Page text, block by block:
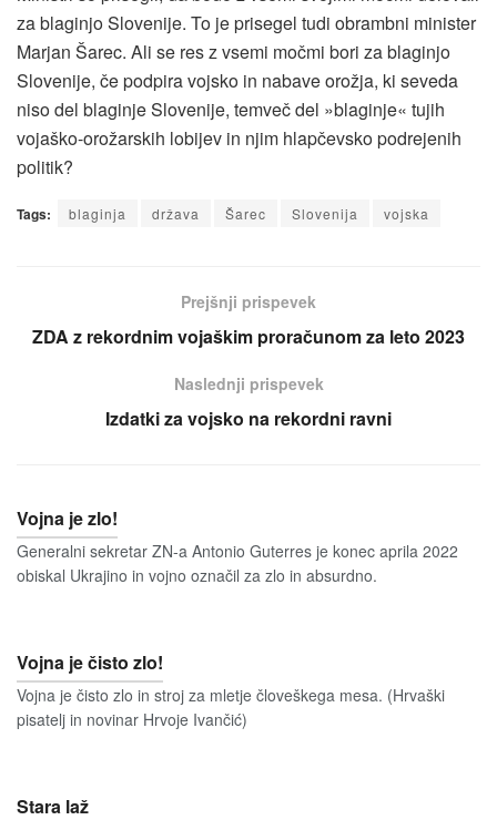
za blaginjo Slovenije. To je prisegel tudi obrambni minister
Marjan Šarec. Ali se res z vsemi močmi bori za blaginjo
Slovenije, če podpira vojsko in nabave orožja, ki seveda
niso del blaginje Slovenije, temveč del »blaginje« tujih
vojaško-orožarskih lobijev in njim hlapčevsko podrejenih
politik?
Tags: blaginja država Šarec Slovenija vojska
Prejšnji prispevek
ZDA z rekordnim vojaškim proračunom za leto 2023
Naslednji prispevek
Izdatki za vojsko na rekordni ravni
Vojna je zlo!
Generalni sekretar ZN-a Antonio Guterres je konec aprila 2022
obiskal Ukrajino in vojno označil za zlo in absurdno.
Vojna je čisto zlo!
Vojna je čisto zlo in stroj za mletje človeškega mesa. (Hrvaški
pisatelj in novinar Hrvoje Ivančić)
Stara laž